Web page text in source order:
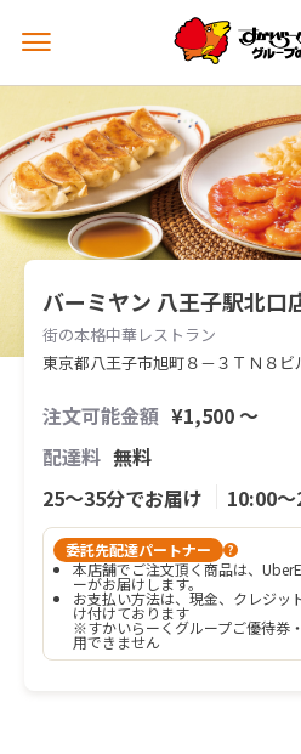
メ
ュ
ー
を
開
く
バーミヤン 八王子駅北口
街の本格中華レストラン
東京都八王子市旭町８－３ＴＮ８ビ
注文可能金額 ¥1,500 〜
配達料 無料
25〜35分でお届け
10:00
委託先配達パートナー ?
本店舗でご注文頂く商品は、
ーがお届けします。
お支払い方法は、現金、クレジッ
け付けております
※すかいらーくグループご優待券
用できません